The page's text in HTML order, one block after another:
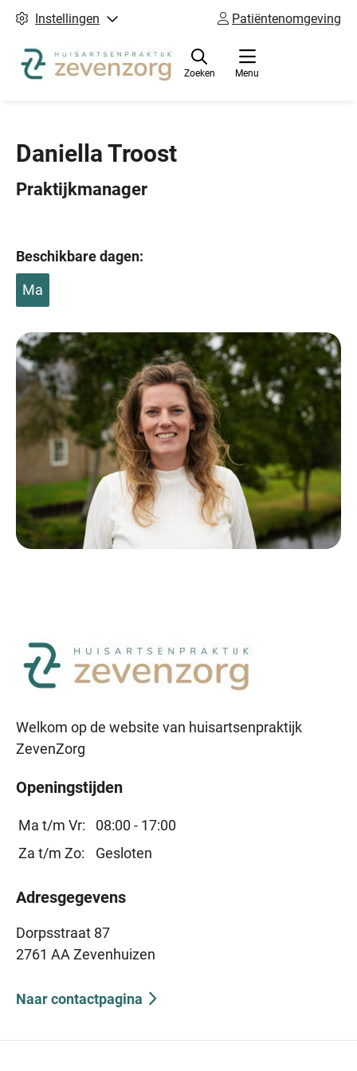
Instellingen Patiëntenomgeving
Menu
Zoeken
Daniella Troost
Praktijkmanager
Beschikbare dagen:
Ma
Welkom op de website van huisartsenpraktijk
ZevenZorg
Openingstijden
Ma t/m Vr:
08:00 - 17:00
Za t/m Zo:
Gesloten
Adresgegevens
Dorpsstraat 87
2761 AA Zevenhuizen
Naar contactpagina